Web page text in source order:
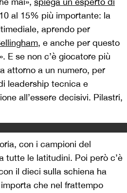
al 15% più importante: la
aprendo per
, e anche per questo
E se non c’è giocatore più
attorno a un numero, per
leadership tecnica e
all’essere decisivi. Pilastri,
con i campioni del
tutte le latitudini. Poi però c’è
il dieci sulla schiena ha
che nel frattempo